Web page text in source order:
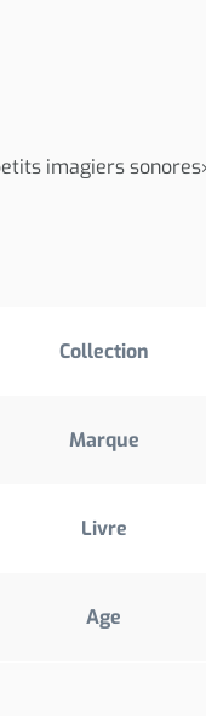
imagiers
Collection
Marque
Livre
Age